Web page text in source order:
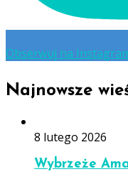
Obserwuj na
Najnowsze
8 lutego 2026
Wybrzeże